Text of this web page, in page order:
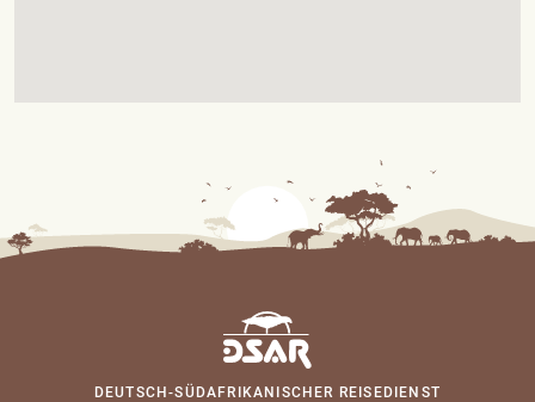
DEUTSCH-SÜDAFRIKANISCHER REISEDIENST